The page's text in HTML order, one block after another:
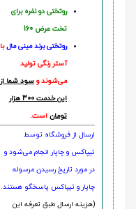
روتختی دو نفره برای
تخت عرض 160
روتختی‌ برند مینی مالبا
آستر رنگی تولید
می‌شوند و سود شما از
این خدمت 300 هزار
تومان است.
ارسال از فروشگاه توسط
تیپاکس و چاپار انجام می‌شود و
در مورد تاریخ رسیدن مرسوله
چاپار و تیپاکس پاسخگو هستند.
(هزینه ارسال طبق تعرفه این